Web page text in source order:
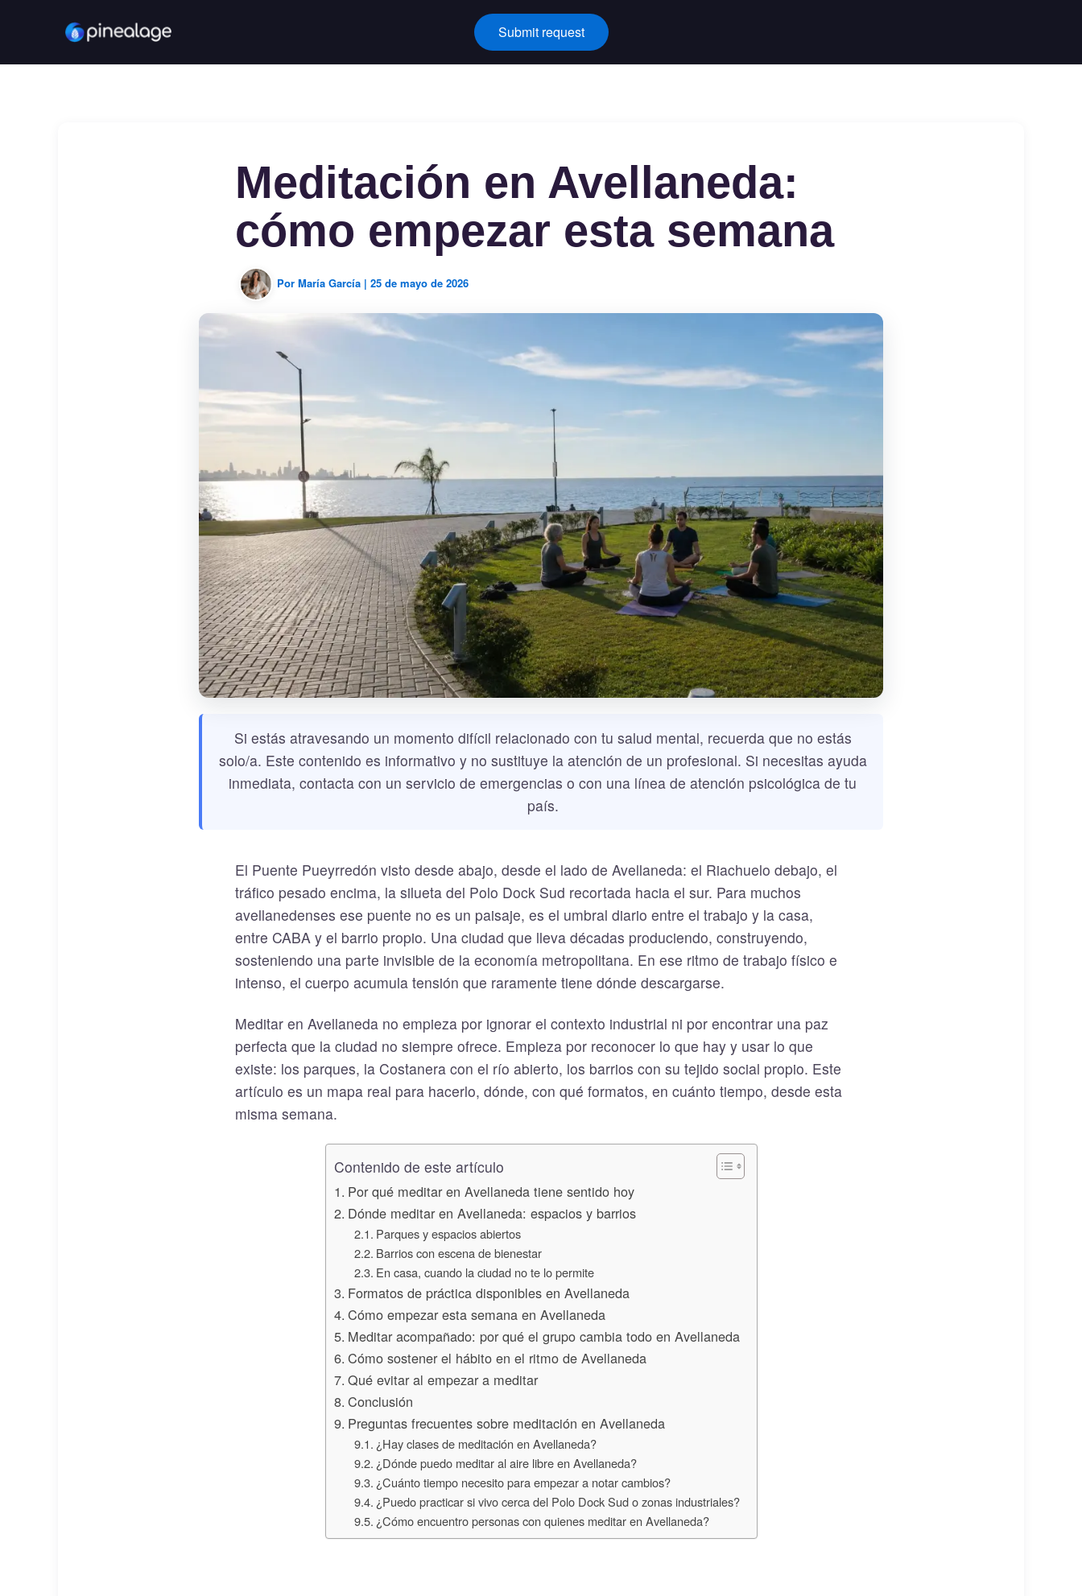
contenido
Submit request
Meditación en Avellaneda:
cómo empezar esta semana
Por María García | 25 de mayo de 2026
Si estás atravesando un momento difícil relacionado con tu salud mental, recuerda que no estás
solo/a. Este contenido es informativo y no sustituye la atención de un profesional. Si necesitas ayuda
inmediata, contacta con un servicio de emergencias o con una línea de atención psicológica de tu
país.
El Puente Pueyrredón visto desde abajo, desde el lado de Avellaneda: el Riachuelo debajo, el
tráfico pesado encima, la silueta del Polo Dock Sud recortada hacia el sur. Para muchos
avellanedenses ese puente no es un paisaje, es el umbral diario entre el trabajo y la casa,
entre CABA y el barrio propio. Una ciudad que lleva décadas produciendo, construyendo,
sosteniendo una parte invisible de la economía metropolitana. En ese ritmo de trabajo físico e
intenso, el cuerpo acumula tensión que raramente tiene dónde descargarse.
Meditar en Avellaneda no empieza por ignorar el contexto industrial ni por encontrar una paz
perfecta que la ciudad no siempre ofrece. Empieza por reconocer lo que hay y usar lo que
existe: los parques, la Costanera con el río abierto, los barrios con su tejido social propio. Este
artículo es un mapa real para hacerlo, dónde, con qué formatos, en cuánto tiempo, desde esta
misma semana.
Contenido de este artículo
Por qué meditar en Avellaneda tiene sentido hoy
Dónde meditar en Avellaneda: espacios y barrios
Parques y espacios abiertos
Barrios con escena de bienestar
En casa, cuando la ciudad no te lo permite
Formatos de práctica disponibles en Avellaneda
Cómo empezar esta semana en Avellaneda
Meditar acompañado: por qué el grupo cambia todo en Avellaneda
Cómo sostener el hábito en el ritmo de Avellaneda
Qué evitar al empezar a meditar
Conclusión
Preguntas frecuentes sobre meditación en Avellaneda
¿Hay clases de meditación en Avellaneda?
¿Dónde puedo meditar al aire libre en Avellaneda?
¿Cuánto tiempo necesito para empezar a notar cambios?
¿Puedo practicar si vivo cerca del Polo Dock Sud o zonas industriales?
¿Cómo encuentro personas con quienes meditar en Avellaneda?